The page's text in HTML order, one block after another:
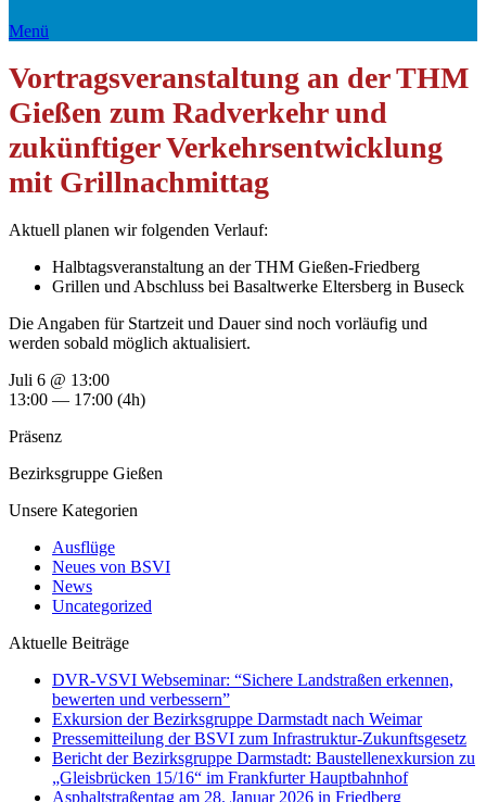
Menü
Vortragsveranstaltung an der THM
Gießen zum Radverkehr und
zukünftiger Verkehrsentwicklung
mit Grillnachmittag
Aktuell planen wir folgenden Verlauf:
Halbtagsveranstaltung an der THM Gießen-Friedberg
Grillen und Abschluss bei Basaltwerke Eltersberg in Buseck
Die Angaben für Startzeit und Dauer sind noch vorläufig und
werden sobald möglich aktualisiert.
Juli 6 @ 13:00
13:00 — 17:00 (4h)
Präsenz
Bezirksgruppe Gießen
Unsere Kategorien
Ausflüge
Neues von BSVI
News
Uncategorized
Aktuelle Beiträge
DVR-VSVI Webseminar: “Sichere Landstraßen erkennen,
bewerten und verbessern”
Exkursion der Bezirksgruppe Darmstadt nach Weimar
Pressemitteilung der BSVI zum Infrastruktur-Zukunftsgesetz
Bericht der Bezirksgruppe Darmstadt: Baustellenexkursion zu
„Gleisbrücken 15/16“ im Frankfurter Hauptbahnhof
Asphaltstraßentag am 28. Januar 2026 in Friedberg